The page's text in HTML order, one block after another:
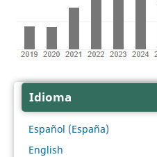
Idioma
Español (España)
English